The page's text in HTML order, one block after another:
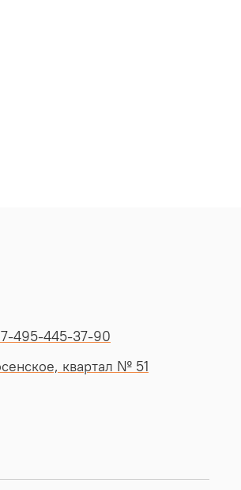
495-445-37-90
квартал № 51